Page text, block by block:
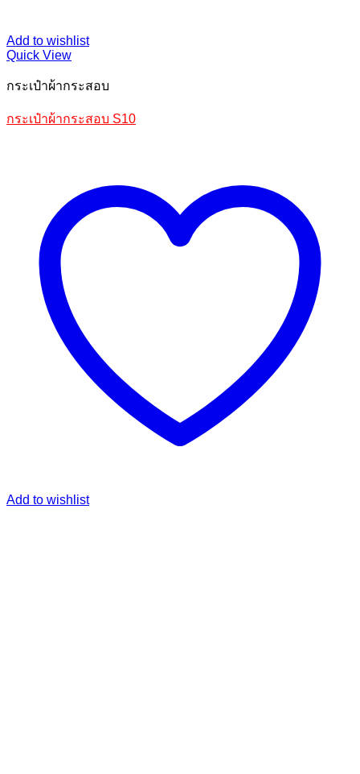
Add to wishlist
Quick View
กระเป๋าผ้ากระสอบ
กระเป๋าผ้ากระสอบ S10
Add to wishlist